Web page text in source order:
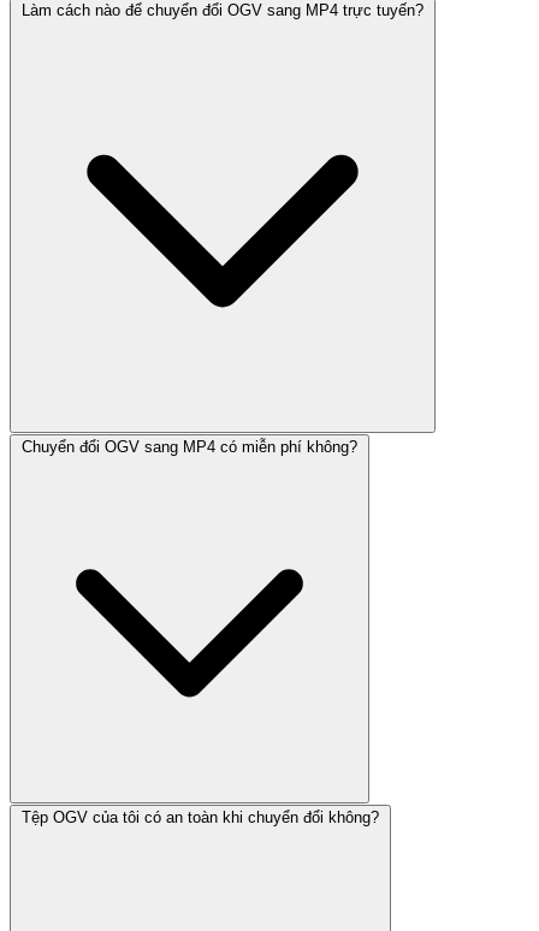
Làm cách nào để chuyển đổi OGV sang MP4 trực tuyến?
Chuyển đổi OGV sang MP4 có miễn phí không?
Tệp OGV của tôi có an toàn khi chuyển đổi không?